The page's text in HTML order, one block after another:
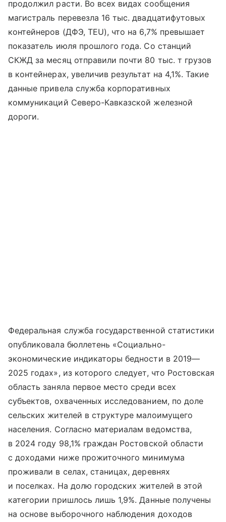
продолжил расти. Во всех видах сообщения
магистраль перевезла 16 тыс. двадцатифутовых
контейнеров (ДФЭ, TEU), что на 6,7% превышает
показатель июля прошлого года. Со станций
СКЖД за месяц отправили почти 80 тыс. т грузов
в контейнерах, увеличив результат на 4,1%. Такие
данные привела служба корпоративных
коммуникаций Северо-Кавказской железной
дороги.
Федеральная служба государственной статистики
опубликовала бюллетень «Социально-
экономические индикаторы бедности в 2019—
2025 годах», из которого следует, что Ростовская
область заняла первое место среди всех
субъектов, охваченных исследованием, по доле
сельских жителей в структуре малоимущего
населения. Согласно материалам ведомства,
в 2024 году 98,1% граждан Ростовской области
с доходами ниже прожиточного минимума
проживали в селах, станицах, деревнях
и поселках. На долю городских жителей в этой
категории пришлось лишь 1,9%. Данные получены
на основе выборочного наблюдения доходов